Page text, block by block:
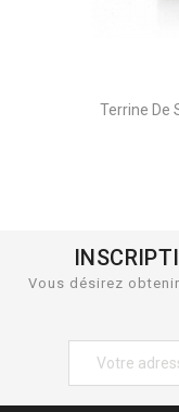
Terrine De
Vous désirez